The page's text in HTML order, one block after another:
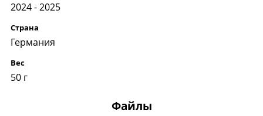
2024 - 2025
Страна
Германия
Вес
50 г
Файлы